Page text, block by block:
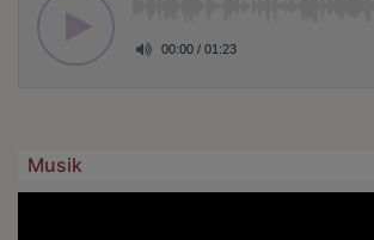
Musik